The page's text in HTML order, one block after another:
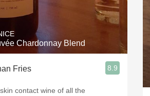
Chardonnay Blend
Fries 8.9
contact wine of all the